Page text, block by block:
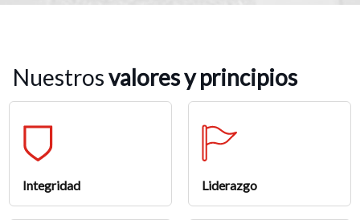
Nuestrosvalores y principios
Integridad Liderazgo